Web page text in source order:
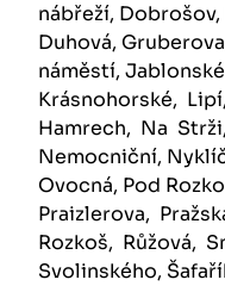
nábřeží,
Duhová,
náměstí,
Krásnohorské,
Hamrech, Na
Nemocniční,
Ovocná, Pod
Praizlerova,
Rozkoš, Růžová,
Svolinského,